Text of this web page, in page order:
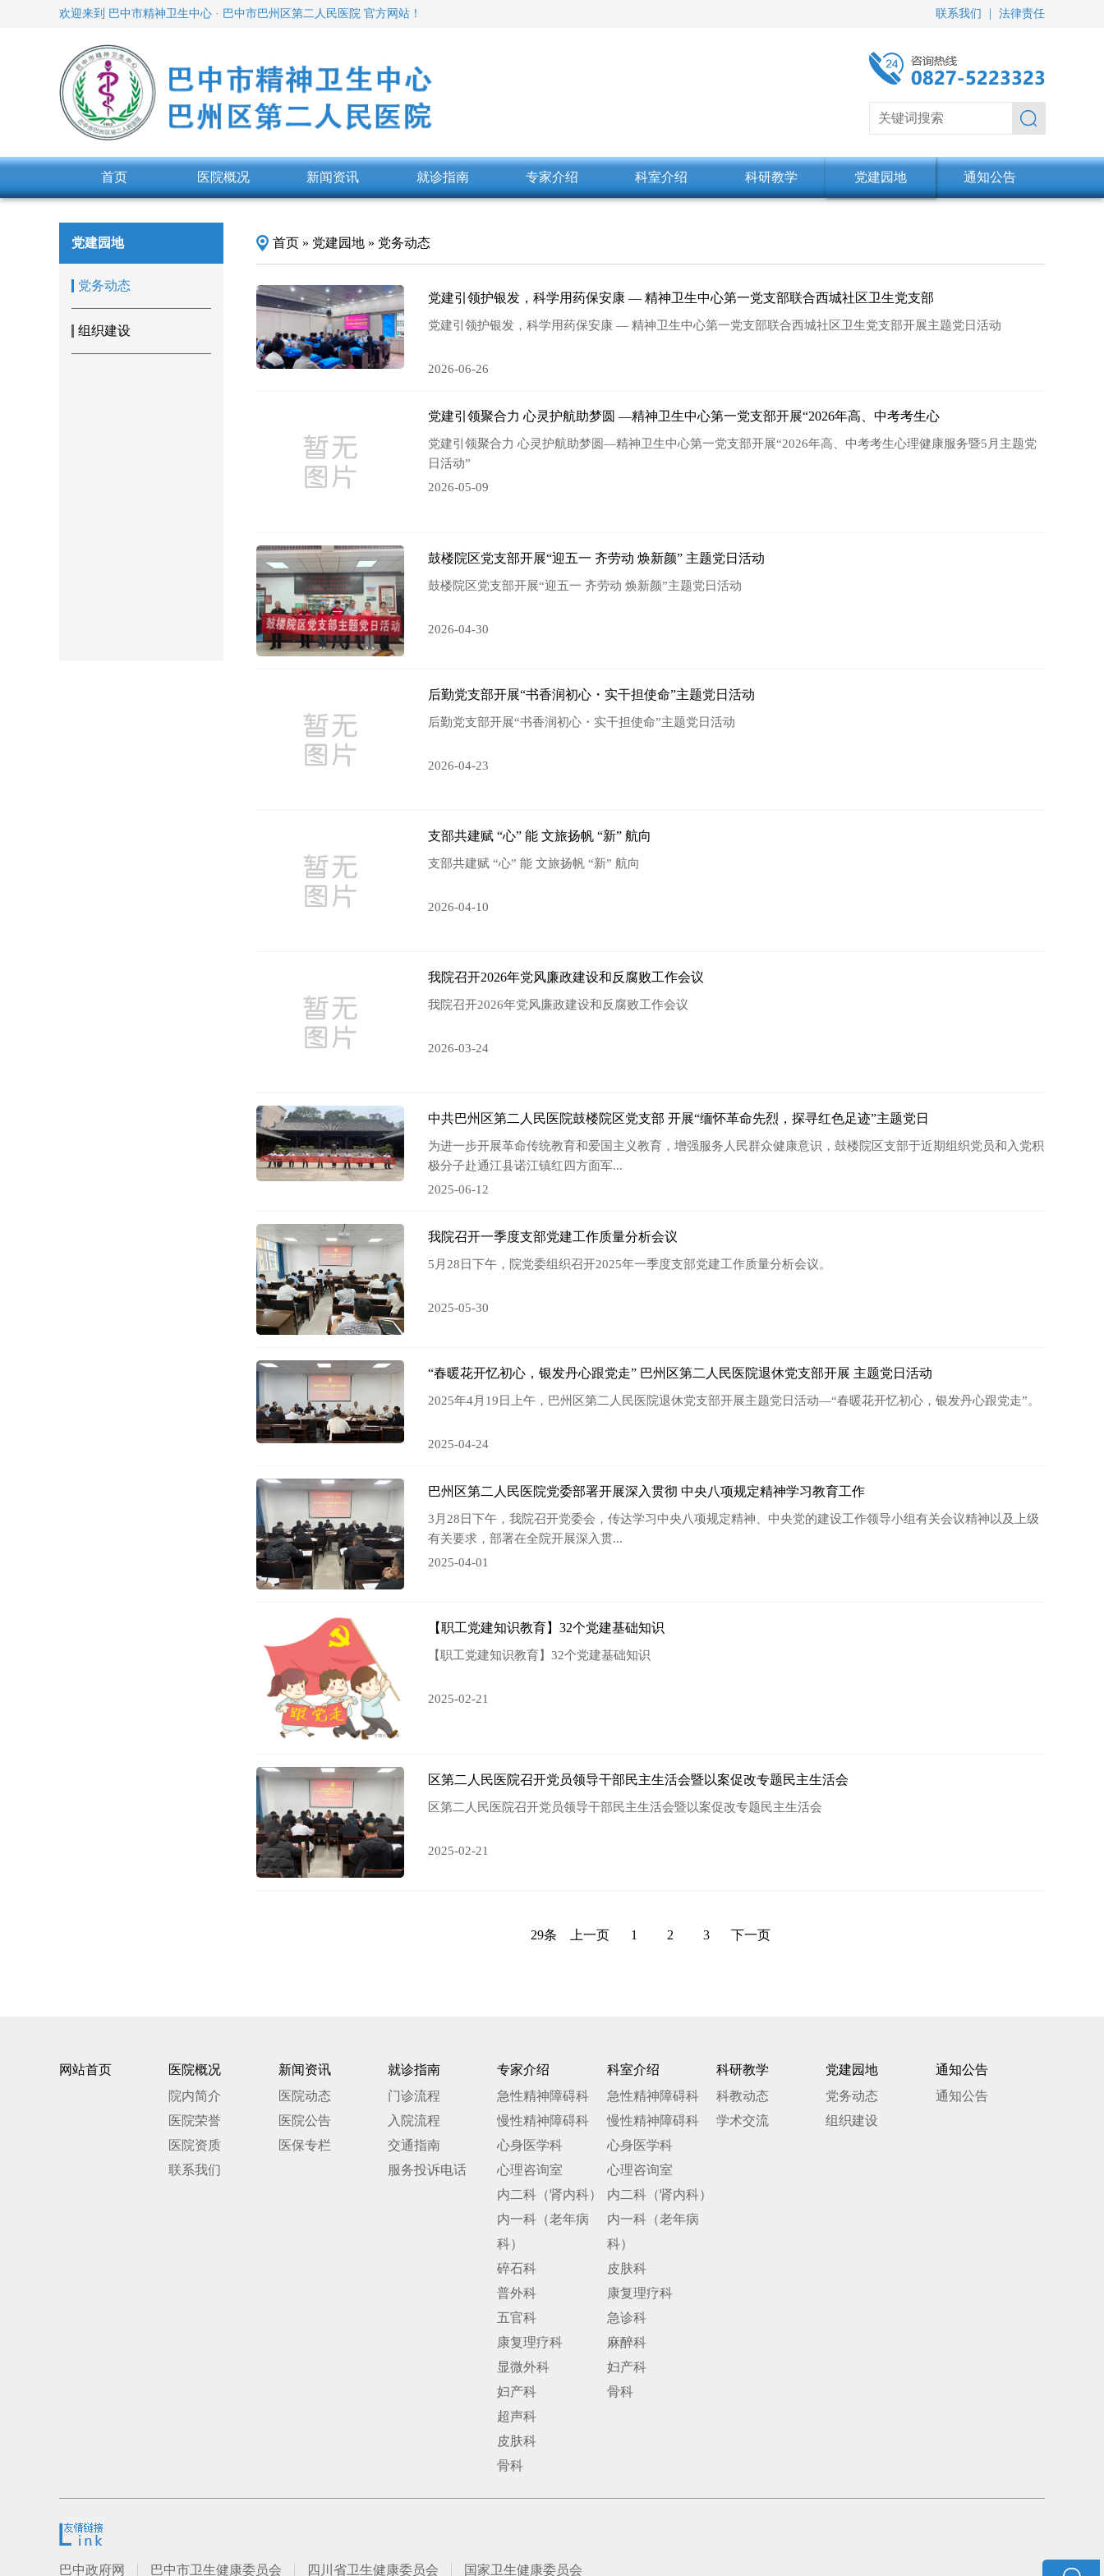
欢迎来到 巴中市精神卫生中心 · 巴中市巴州区第二人民医院 官方网站！ 联系我们 法律责任
首页 医院概况 新闻资讯 就诊指南 专家介绍 科室介绍 科研教学 党建园地 通知公告
首页 » 党建园地 » 党务动态
党建引领护银发，科学用药保安康 — 精神卫生中心第一党支部联合西城社区卫生党支部
党建引领护银发，科学用药保安康 — 精神卫生中心第一党支部联合西城社区卫生党支部开展主题党日活动
2026-06-26
党建引领聚合力 心灵护航助梦圆 —精神卫生中心第一党支部开展“2026年高、中考考生心
党建引领聚合力 心灵护航助梦圆—精神卫生中心第一党支部开展“2026年高、中考考生心理健康服务暨5月主题党
日活动”
2026-05-09
鼓楼院区党支部开展“迎五一 齐劳动 焕新颜” 主题党日活动
鼓楼院区党支部开展“迎五一 齐劳动 焕新颜”主题党日活动
2026-04-30
后勤党支部开展“书香润初心・实干担使命”主题党日活动
后勤党支部开展“书香润初心・实干担使命”主题党日活动
2026-04-23
支部共建赋 “心” 能 文旅扬帆 “新” 航向
支部共建赋 “心” 能 文旅扬帆 “新” 航向
2026-04-10
我院召开2026年党风廉政建设和反腐败工作会议
我院召开2026年党风廉政建设和反腐败工作会议
2026-03-24
中共巴州区第二人民医院鼓楼院区党支部 开展“缅怀革命先烈，探寻红色足迹”主题党日
为进一步开展革命传统教育和爱国主义教育，增强服务人民群众健康意识，鼓楼院区支部于近期组织党员和入党积
极分子赴通江县诺江镇红四方面军...
2025-06-12
我院召开一季度支部党建工作质量分析会议
5月28日下午，院党委组织召开2025年一季度支部党建工作质量分析会议。
2025-05-30
“春暖花开忆初心，银发丹心跟党走” 巴州区第二人民医院退休党支部开展 主题党日活动
2025年4月19日上午，巴州区第二人民医院退休党支部开展主题党日活动—“春暖花开忆初心，银发丹心跟党走”。
2025-04-24
巴州区第二人民医院党委部署开展深入贯彻 中央八项规定精神学习教育工作
3月28日下午，我院召开党委会，传达学习中央八项规定精神、中央党的建设工作领导小组有关会议精神以及上级
有关要求，部署在全院开展深入贯...
2025-04-01
【职工党建知识教育】32个党建基础知识
【职工党建知识教育】32个党建基础知识
2025-02-21
区第二人民医院召开党员领导干部民主生活会暨以案促改专题民主生活会
区第二人民医院召开党员领导干部民主生活会暨以案促改专题民主生活会
2025-02-21
29条 上一页 1 2 3 下一页
党建园地
党务动态
组织建设
网站首页
医院概况
院内简介
医院荣誉
医院资质
联系我们
新闻资讯
医院动态
医院公告
医保专栏
就诊指南
门诊流程
入院流程
交通指南
服务投诉电话
专家介绍
急性精神障碍科
慢性精神障碍科
心身医学科
心理咨询室
内二科（肾内科）
内一科（老年病
科）
碎石科
普外科
五官科
康复理疗科
显微外科
妇产科
超声科
皮肤科
骨科
科室介绍
急性精神障碍科
慢性精神障碍科
心身医学科
心理咨询室
内二科（肾内科）
内一科（老年病
科）
皮肤科
康复理疗科
急诊科
麻醉科
妇产科
骨科
科研教学
科教动态
学术交流
党建园地
党务动态
组织建设
通知公告
通知公告
巴中政府网 巴中市卫生健康委员会 四川省卫生健康委员会 国家卫生健康委员会